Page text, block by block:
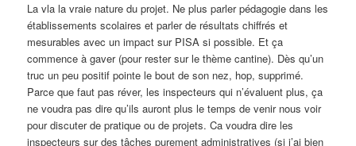
La vla la vraie nature du projet. Ne plus parler pédagogie dans les
établissements scolaires et parler de résultats chiffrés et
mesurables avec un impact sur PISA si possible. Et ça
commence à gaver (pour rester sur le thème cantine). Dès qu’un
truc un peu positif pointe le bout de son nez, hop, supprimé.
Parce que faut pas réver, les inspecteurs qui n’évaluent plus, ça
ne voudra pas dire qu’ils auront plus le temps de venir nous voir
pour discuter de pratique ou de projets. Ca voudra dire les
inspecteurs sur des tâches purement administratives (si j’ai bien